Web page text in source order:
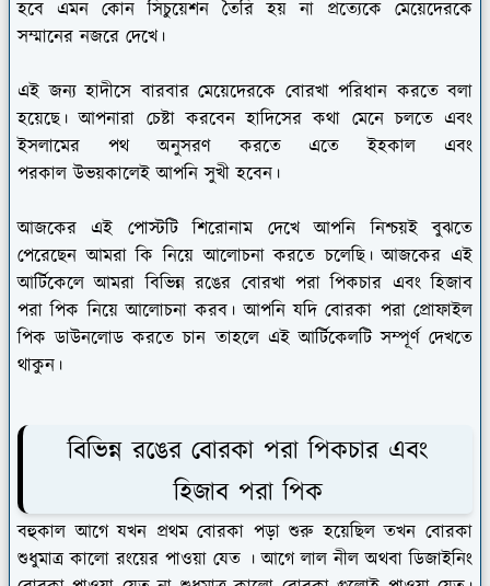
হবে এমন কোন সিচুয়েশন তৈরি হয় না প্রত্যেকে মেয়েদেরকে
সম্মানের নজরে দেখে।
এই জন্য হাদীসে বারবার মেয়েদেরকে বোরখা পরিধান করতে বলা
হয়েছে। আপনারা চেষ্টা করবেন হাদিসের কথা মেনে চলতে এবং
ইসলামের পথ অনুসরণ করতে এতে ইহকাল এবং
পরকাল উভয়কালেই আপনি সুখী হবেন।
আজকের এই পোস্টটি শিরোনাম দেখে আপনি নিশ্চয়ই বুঝতে
পেরেছেন আমরা কি নিয়ে আলোচনা করতে চলেছি। আজকের এই
আর্টিকেলে আমরা বিভিন্ন রঙের বোরখা পরা পিকচার এবং হিজাব
পরা পিক নিয়ে আলোচনা করব। আপনি যদি বোরকা পরা প্রোফাইল
পিক ডাউনলোড করতে চান তাহলে এই আর্টিকেলটি সম্পূর্ণ দেখতে
থাকুন।
বিভিন্ন রঙের বোরকা পরা পিকচার এবং
হিজাব পরা পিক
বহুকাল আগে যখন প্রথম বোরকা পড়া শুরু হয়েছিল তখন বোরকা
শুধুমাত্র কালো রংয়ের পাওয়া যেত । আগে লাল নীল অথবা ডিজাইনিং